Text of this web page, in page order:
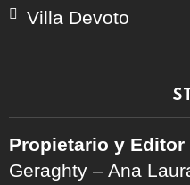
Villa Devoto
Propietario y Editor
Geraghty – Ana